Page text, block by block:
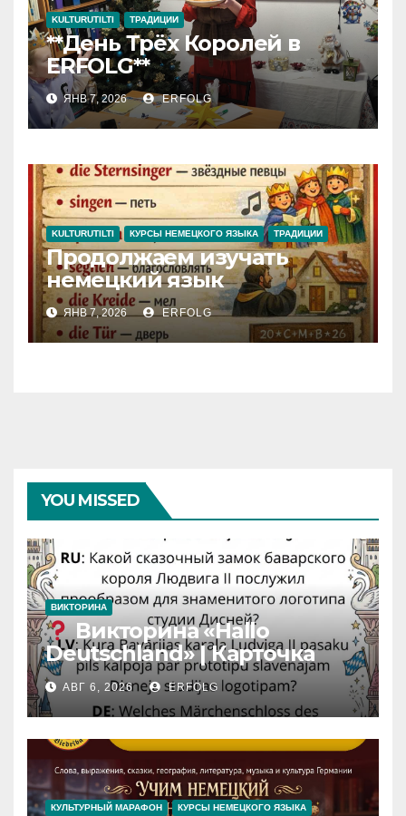
KULTURUTILTI ТРАДИЦИИ
**День Трёх Королей в
ERFOLG**
ЯНВ 7, 2026 ERFOLG
KULTURUTILTI КУРСЫ НЕМЕЦКОГО ЯЗЫКА ТРАДИЦИИ
Продолжаем изучать
немецкий язык
ЯНВ 7, 2026 ERFOLG
YOU MISSED
ВИКТОРИНА
Викторина «Hallo
Deutschland» | Карточка
№46
Замок вдохновения
Iedvesmas pils / Schloss der
Inspiration
АВГ 6, 2026 ERFOLG
КУЛЬТУРНЫЙ МАРАФОН КУРСЫ НЕМЕЦКОГО ЯЗЫКА